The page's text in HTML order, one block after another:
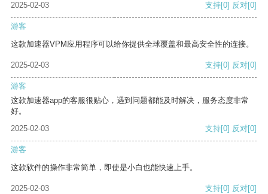
2025-02-03
支持[0] 反对[0]
游客
这款加速器VPM应用程序可以给你提供全球覆盖和最高安全性的连接。
2025-02-03 支持[0] 反对[0]
游客
这款加速器app的客服很贴心，遇到问题都能及时解决，服务态度非常
好。
2025-02-03
支持[0] 反对[0]
游客
这款软件的操作非常简单，即使是小白也能快速上手。
2025-02-03 支持[0] 反对[0]